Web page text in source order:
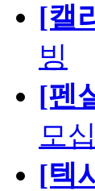
[캘
빙
[펜
모
[텍